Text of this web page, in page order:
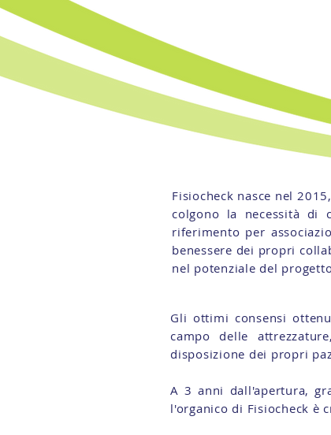
Fisiocheck nasce nel
colgono la necessità di
riferimento per
benessere dei propri
nel potenziale del
Gli ottimi consensi
campo delle
disposizione dei propri
A 3 anni dall'apertura,
l'organico di Fisiocheck è